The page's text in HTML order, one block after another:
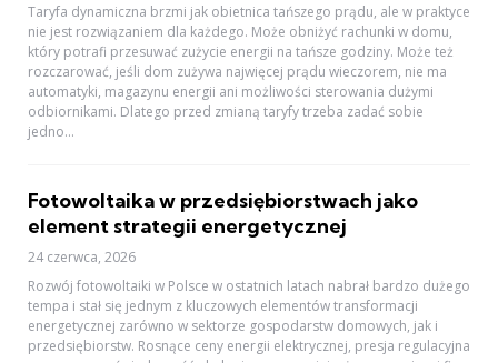
Taryfa dynamiczna brzmi jak obietnica tańszego prądu, ale w praktyce
nie jest rozwiązaniem dla każdego. Może obniżyć rachunki w domu,
który potrafi przesuwać zużycie energii na tańsze godziny. Może też
rozczarować, jeśli dom zużywa najwięcej prądu wieczorem, nie ma
automatyki, magazynu energii ani możliwości sterowania dużymi
odbiornikami. Dlatego przed zmianą taryfy trzeba zadać sobie
jedno...
Fotowoltaika w przedsiębiorstwach jako
element strategii energetycznej
24 czerwca, 2026
Rozwój fotowoltaiki w Polsce w ostatnich latach nabrał bardzo dużego
tempa i stał się jednym z kluczowych elementów transformacji
energetycznej zarówno w sektorze gospodarstw domowych, jak i
przedsiębiorstw. Rosnące ceny energii elektrycznej, presja regulacyjna